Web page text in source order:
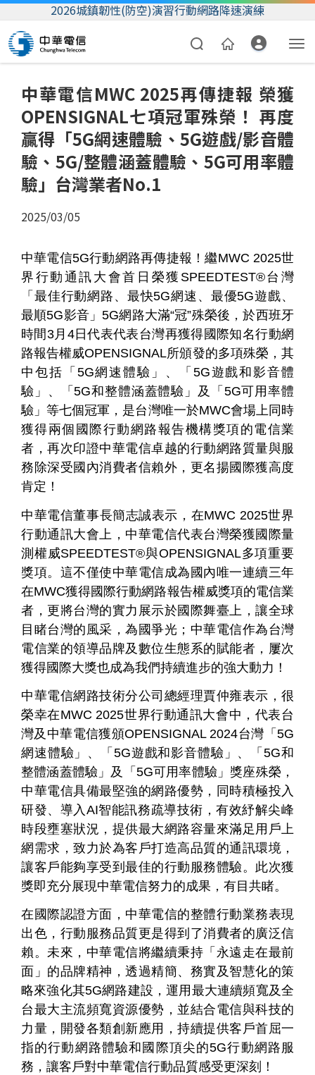
2026城鎮韌性(防空)演習行動網路降速演練
我的帳號
個
人
家
企
業
國
際
科
技
研
關
於
我
產品
中華電信MWC 2025再傳捷報 榮獲
OPENSIGNAL七項冠軍殊榮！ 再度
贏得「5G網速體驗、5G遊戲/影音體
驗、5G/整體涵蓋體驗、5G可用率體
驗」台灣業者No.1
2025/03/05
中華電信5G行動網路再傳捷報！繼MWC 2025世
界行動通訊大會首日榮獲SPEEDTEST®台灣
「最佳行動網路、最快5G網速、最優5G遊戲、
最順5G影音」5G網路大滿“冠”殊榮後，於西班牙
時間3月4日代表代表台灣再獲得國際知名行動網
路報告權威OPENSIGNAL所頒發的多項殊榮，其
中包括「5G網速體驗」、「5G遊戲和影音體
驗」、「5G和整體涵蓋體驗」及「5G可用率體
驗」等七個冠軍，是台灣唯一於MWC會場上同時
獲得兩個國際行動網路報告機構獎項的電信業
者，再次印證中華電信卓越的行動網路質量與服
務除深受國內消費者信賴外，更名揚國際獲高度
肯定！
中華電信董事長簡志誠表示，在MWC 2025世界
行動通訊大會上，中華電信代表台灣榮獲國際量
測權威SPEEDTEST®與OPENSIGNAL多項重要
獎項。這不僅使中華電信成為國內唯一連續三年
在MWC獲得國際行動網路報告權威獎項的電信業
者，更將台灣的實力展示於國際舞臺上，讓全球
目睹台灣的風采，為國爭光；中華電信作為台灣
電信業的領導品牌及數位生態系的賦能者，屢次
獲得國際大獎也成為我們持續進步的強大動力！
中華電信網路技術分公司總經理賈仲雍表示，很
榮幸在MWC 2025世界行動通訊大會中，代表台
灣及中華電信獲頒OPENSIGNAL 2024台灣「5G
網速體驗」、「5G遊戲和影音體驗」、「5G和
整體涵蓋體驗」及「5G可用率體驗」獎座殊榮，
中華電信具備最堅強的網路優勢，同時積極投入
研發、導入AI智能訊務疏導技術，有效紓解尖峰
時段壅塞狀況，提供最大網路容量來滿足用戶上
網需求，致力於為客戶打造高品質的通訊環境，
讓客戶能夠享受到最佳的行動服務體驗。此次獲
獎即充分展現中華電信努力的成果，有目共睹。
在國際認證方面，中華電信的整體行動業務表現
出色，行動服務品質更是得到了消費者的廣泛信
賴。未來，中華電信將繼續秉持「永遠走在最前
面」的品牌精神，透過精簡、務實及智慧化的策
略來強化其5G網路建設，運用最大連續頻寬及全
台最大主流頻寬資源優勢，並結合電信與科技的
力量，開發各類創新應用，持續提供客戶首屈一
指的行動網路體驗和國際頂尖的5G行動網路服
務，讓客戶對中華電信行動品質感受更深刻！